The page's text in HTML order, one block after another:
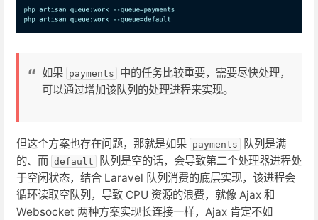
如果 payments
中的任务比较重要，需要尽快处理，
可以通过增加该队列的处理进程来实现。
但这个方案也存在问题，那就是如果 payments
队列是满
的、而 default
队列是空的话，会导致第二个处理器进程处
于空闲状态，结合 Laravel 队列消费的底层实现，该进程会
循环读取空队列，导致 CPU 资源的浪费，就像 Ajax 和
Websocket 两种方案实现长连接一样，Ajax 肯定不如